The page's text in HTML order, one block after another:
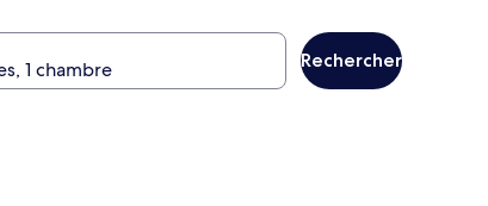
Rechercher